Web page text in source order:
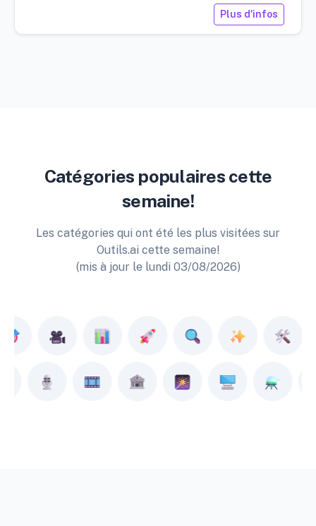
Plus d'infos
Catégories populaires cette
semaine!
Les catégories qui ont été les plus visitées sur
Outils.ai cette semaine!
(mis à jour le lundi 03/08/2026)